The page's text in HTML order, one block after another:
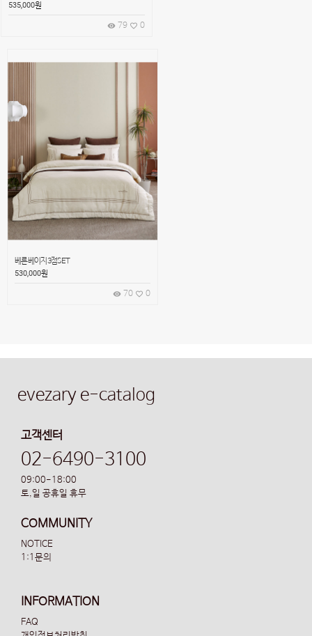
535,000원
remove_red_eye 79 favorite_border 0
베른 베이지 3점SET
530,000원
remove_red_eye 70 favorite_border 0
evezary e-catalog
고객센터
02-6490-3100
09:00-18:00
토,일 공휴일 휴무
COMMUNITY
NOTICE
1:1문의
INFORMATION
FAQ